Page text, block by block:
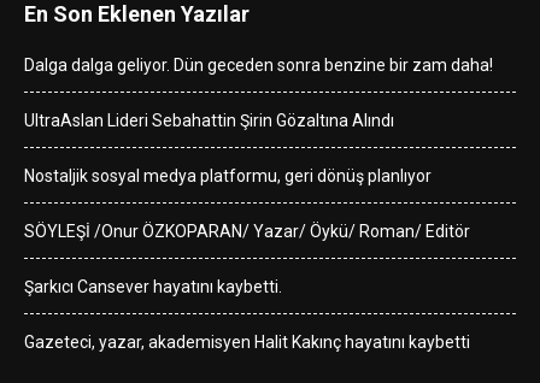
En Son Eklenen Yazılar
Dalga dalga geliyor. Dün geceden sonra benzine bir zam daha!
UltraAslan Lideri Sebahattin Şirin Gözaltına Alındı
Nostaljik sosyal medya platformu, geri dönüş planlıyor
SÖYLEŞİ /Onur ÖZKOPARAN/ Yazar/ Öykü/ Roman/ Editör
Şarkıcı Cansever hayatını kaybetti.
Gazeteci, yazar, akademisyen Halit Kakınç hayatını kaybetti